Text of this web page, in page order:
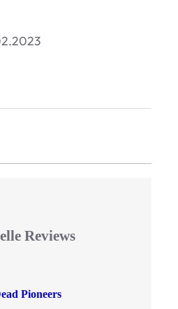
Reviews
Pioneers